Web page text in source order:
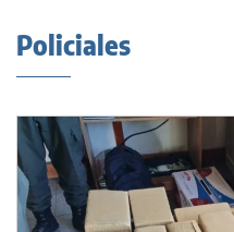
Policiales